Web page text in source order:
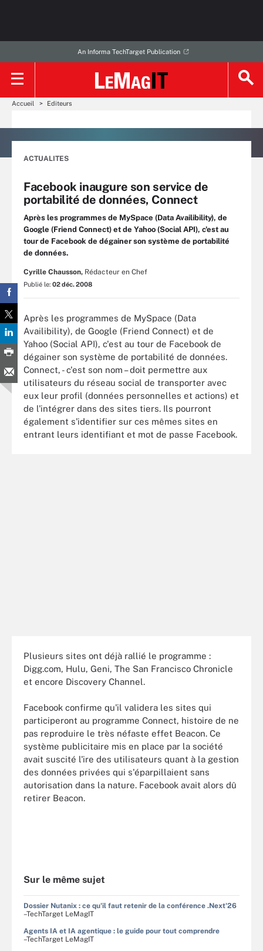
An Informa TechTarget Publication
Accueil Editeurs
ACTUALITES
Facebook inaugure son service de
portabilité de données, Connect
Après les programmes de MySpace (Data Availibility), de
Google (Friend Connect) et de Yahoo (Social API), c'est au
tour de Facebook de dégainer son système de portabilité
de données.
Cyrille Chausson, Rédacteur en Chef
Publié le: 02 déc. 2008
Après les programmes de MySpace (Data
Availibility), de Google (Friend Connect) et de
Yahoo (Social API), c'est au tour de Facebook de
dégainer son système de portabilité de données.
Connect, - c'est son nom – doit permettre aux
utilisateurs du réseau social de transporter avec
eux leur profil (données personnelles et actions) et
de l'intégrer dans des sites tiers. Ils pourront
également s'identifier sur ces mêmes sites en
entrant leurs identifiant et mot de passe Facebook.
Plusieurs sites ont déjà rallié le programme :
Digg.com, Hulu, Geni, The San Francisco Chronicle
et encore Discovery Channel.
Facebook confirme qu'il validera les sites qui
participeront au programme Connect, histoire de ne
pas reproduire le très néfaste effet Beacon. Ce
système publicitaire mis en place par la société
avait suscité l'ire des utilisateurs quant à la gestion
des données privées qui s'éparpillaient sans
autorisation dans la nature. Facebook avait alors dû
retirer Beacon.
Sur le même sujet
Dossier Nutanix : ce qu'il faut retenir de la conférence .Next'26
–TechTarget LeMagIT
Agents IA et IA agentique : le guide pour tout comprendre
–TechTarget LeMagIT